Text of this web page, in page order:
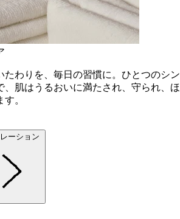
たわりを、毎日の習慣に。ひとつのシン
、肌はうるおいに満たされ、守られ、ほ
。
ーション